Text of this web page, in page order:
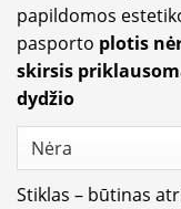
papildomos
pasporto plotis
skirsis
dydžio
Stiklas – būtinas